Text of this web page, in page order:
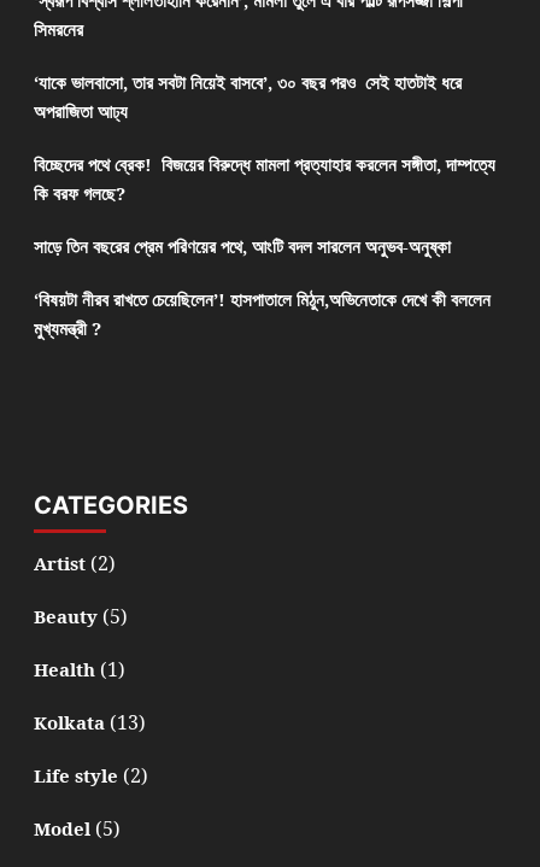
সিমরনের
‘যাকে ভালবাসো, তার সবটা নিয়েই বাসবে’, ৩০ বছর পরও সেই হাতটাই ধরে
অপরাজিতা আঢ্য
বিচ্ছেদের পথে ব্রেক! বিজয়ের বিরুদ্ধে মামলা প্রত্যাহার করলেন সঙ্গীতা, দাম্পত্যে
কি বরফ গলছে?
সাড়ে তিন বছরের প্রেম পরিণয়ের পথে, আংটি বদল সারলেন অনুভব-অনুষ্কা
‘বিষয়টা নীরব রাখতে চেয়েছিলেন’! হাসপাতালে মিঠুন,অভিনেতাকে দেখে কী বললেন
মুখ্যমন্ত্রী ?
CATEGORIES
Artist(2)
Beauty(5)
Health(1)
Kolkata(13)
Life style (2)
Model(5)